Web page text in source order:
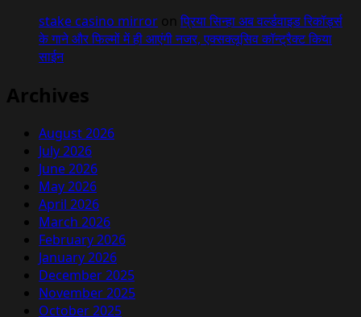
stake casino mirror onप्रिया सिन्हा अब वर्ल्डवाइड रिकॉर्ड्स
के गाने और फिल्मों में ही आएंगी नजर, एक्सक्लूसिव कॉन्ट्रैक्ट किया
साईन
Archives
August 2026
July 2026
June 2026
May 2026
April 2026
March 2026
February 2026
January 2026
December 2025
November 2025
October 2025